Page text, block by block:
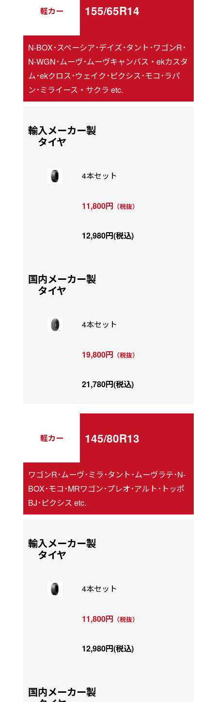
軽カー 155/65R14
N-BOX･スペーシア･デイズ･タント･ワゴンR･
N-WGN･ムーヴ･ムーヴキャンバス・ekカスタ
ム･ekクロス･ウェイク･ピクシス･モコ･ラパ
ン･ミライース・サクラ etc.
輸入メーカー製
タイヤ
4本セット
11,800円 （税抜）
12,980円(税込)
国内メーカー製
タイヤ
4本セット
19,800円 （税抜）
21,780円(税込)
軽カー 145/80R13
ワゴンR･ムーヴ･ミラ･タント･ムーヴラテ･N-
BOX･モコ･MRワゴン･プレオ･アルト･トッポ
BJ･ピクシス etc.
輸入メーカー製
タイヤ
4本セット
11,800円 （税抜）
12,980円(税込)
国内メーカー製